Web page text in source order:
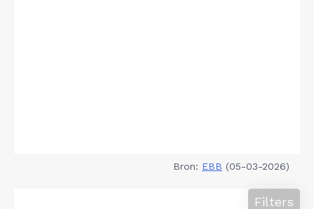
Bron: EBB (05-03-2026)
Filters